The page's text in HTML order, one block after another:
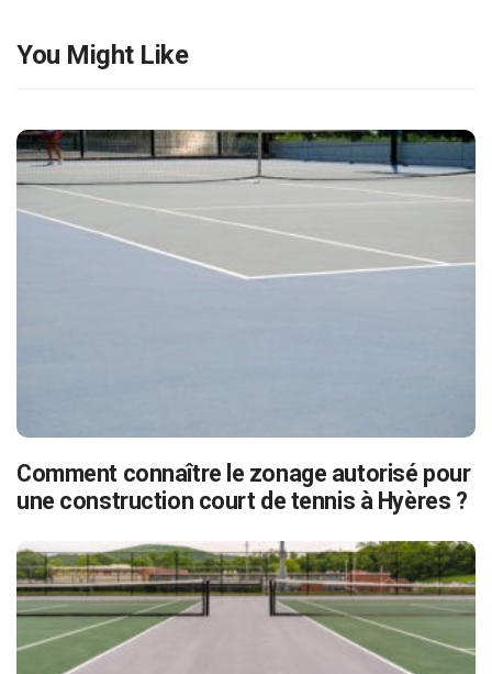
You Might Like
Comment connaître le zonage autorisé pour
une construction court de tennis à Hyères ?